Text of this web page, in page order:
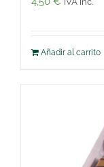
Añadir al carrito